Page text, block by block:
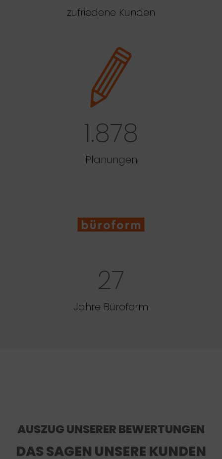
zufriedene Kunden
1.878
Planungen
27
Jahre Büroform
AUSZUG UNSERER BEWERTUNGEN
DAS SAGEN UNSERE KUNDEN